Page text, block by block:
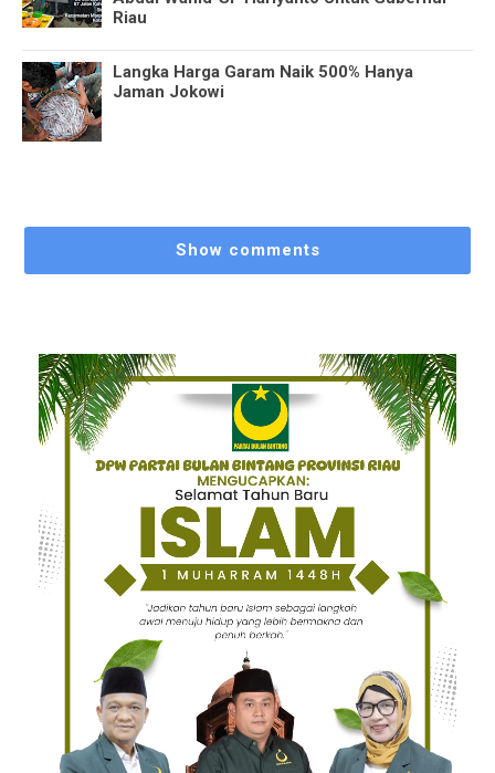
Riau
Langka Harga Garam Naik 500% Hanya
Jaman Jokowi
Show comments